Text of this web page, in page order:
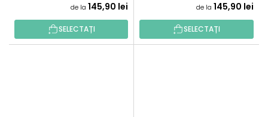
de la 145,90 lei
SELECTAȚI
de la 145,90 lei
SELECTAȚI